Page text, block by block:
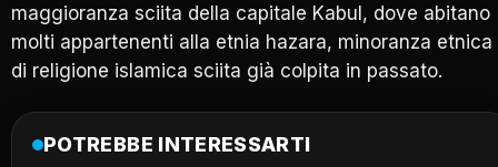
maggioranza sciita della capitale Kabul, dove abitano
molti appartenenti alla etnia hazara, minoranza etnica
di religione islamica sciita già colpita in passato.
POTREBBE INTERESSARTI